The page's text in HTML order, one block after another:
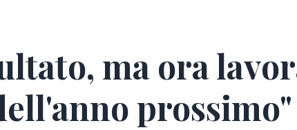
ma ora
prossimo"